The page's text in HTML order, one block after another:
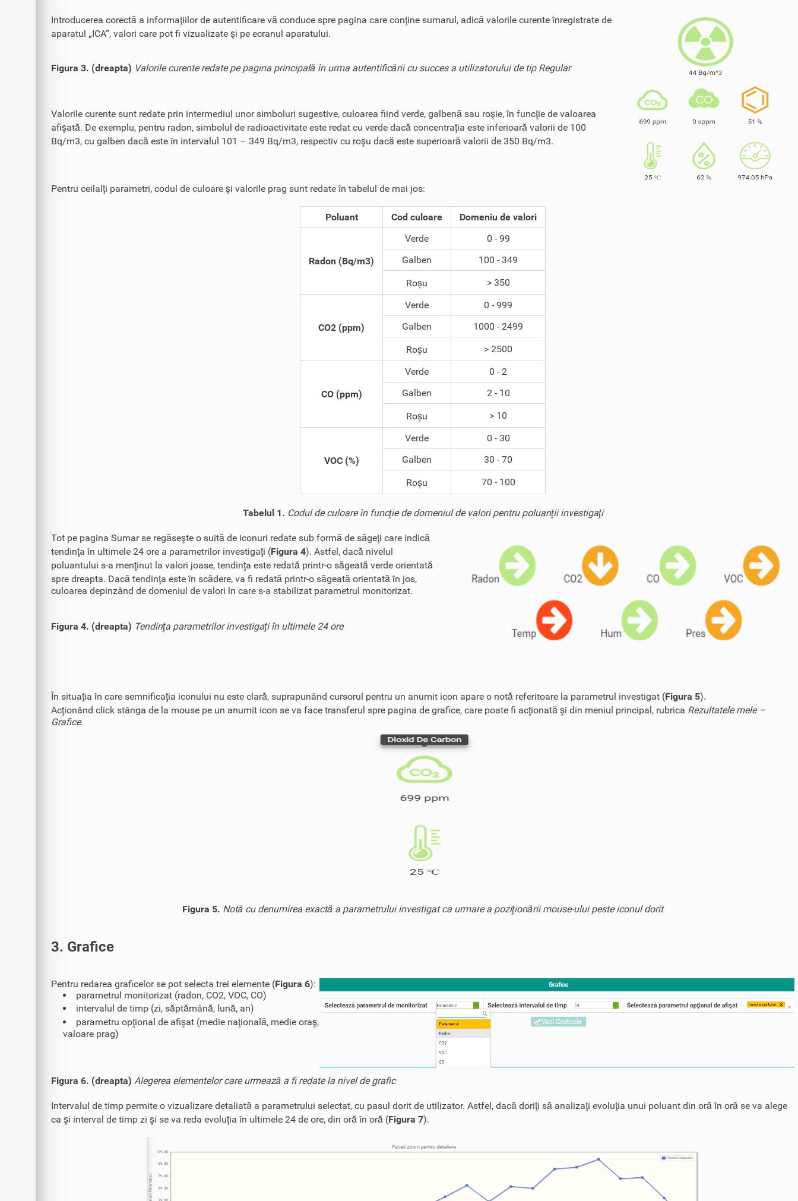
Introducerea corectă a informaţiilor de autentificare vă conduce spre pagina care conţine sumarul, adică valorile curente înregistrate de
aparatul „ICA”, valori care pot fi vizualizate şi pe ecranul aparatului.
Figura 3. (dreapta) Valorile curente redate pe pagina principală în urma autentificării cu succes a utilizatorului de tip Regular
Valorile curente sunt redate prin intermediul unor simboluri sugestive, culoarea fiind verde, galbenă sau roşie, în funcţie de valoarea
afişată. De exemplu, pentru radon, simbolul de radioactivitate este redat cu verde dacă concentraţia este inferioară valorii de 100
Bq/m3, cu galben dacă este în intervalul 101 – 349 Bq/m3, respectiv cu roşu dacă este superioară valorii de 350 Bq/m3.
Pentru ceilalţi parametri, codul de culoare şi valorile prag sunt redate în tabelul de mai jos:
Poluant Cod culoare Domeniu de valori
Radon (Bq/m3)
Verde
0 - 99
Galben
100 - 349
Roșu > 350
CO2 (ppm)
Verde
0 - 999
Galben
1000 - 2499
Roșu > 2500
CO (ppm)
Verde
0 - 2
Galben
2 - 10
Roșu > 10
VOC (%)
Verde
0 - 30
Galben
30 - 70
Roșu 70 - 100
Tabelul 1. Codul de culoare în funcţie de domeniul de valori pentru poluanţii investigaţi
Tot pe pagina Sumar se regăseşte o suită de iconuri redate sub formă de săgeţi care indică
tendinţa în ultimele 24 ore a parametrilor investigaţi (Figura 4). Astfel, dacă nivelul
poluantului s-a menţinut la valori joase, tendinţa este redată printr-o săgeată verde orientată
spre dreapta. Dacă tendinţa este în scădere, va fi redată printr-o săgeată orientată în jos,
culoarea depinzând de domeniul de valori în care s-a stabilizat parametrul monitorizat.
Figura 4. (dreapta) Tendinţa parametrilor investigaţi în ultimele 24 ore
În situaţia în care semnificaţia iconului nu este clară, suprapunând cursorul pentru un anumit icon apare o notă referitoare la parametrul investigat (Figura 5).
Acţionând click stânga de la mouse pe un anumit icon se va face transferul spre pagina de grafice, care poate fi acţionată şi din meniul principal, rubrica Rezultatele mele –
Grafice.
Figura 5. Notă cu denumirea exactă a parametrului investigat ca urmare a poziţionării mouse-ului peste iconul dorit
3. Grafice
Pentru redarea graficelor se pot selecta trei elemente (Figura 6):
parametrul monitorizat (radon, CO2, VOC, CO)
intervalul de timp (zi, săptămână, lună, an)
parametru opţional de afişat (medie naţională, medie oraş,
valoare prag)
Figura 6. (dreapta) Alegerea elementelor care urmează a fi redate la nivel de grafic
Intervalul de timp permite o vizualizare detaliată a parametrului selectat, cu pasul dorit de utilizator. Astfel, dacă doriţi să analizaţi evoluţia unui poluant din oră în oră se va alege
ca şi interval de timp zi şi se va reda evoluţia în ultimele 24 de ore, din oră în oră (Figura 7).